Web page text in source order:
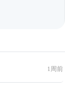
1周前